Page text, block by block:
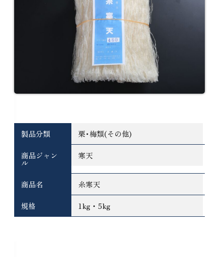
製品分類 栗･梅類(その他)
商品ジャン
ル
寒天
商品名 糸寒天
規格 1kg・5kg